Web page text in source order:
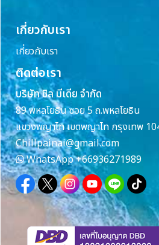
เกี่ยวกับเรา
เกี่ยวกับเรา
ติดต่อเรา
บริษัท ชิล มีเดีย จำกัด
89 พหลโยธิน ซอย 5 ถ.พหลโยธิน
แขวงพญาไท เขตพญาไท กรุงเทพ
Chillpainai@gmail.com
WhatsApp+66936271989